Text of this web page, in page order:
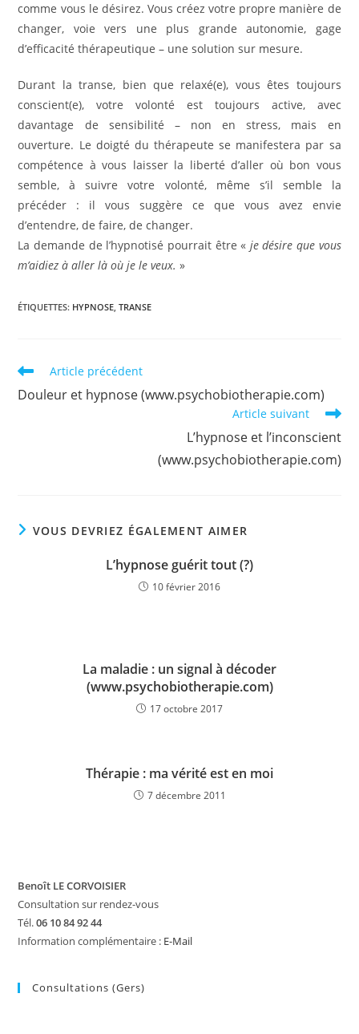
comme vous le désirez. Vous créez votre propre manière de
changer, voie vers une plus grande autonomie, gage
d’efficacité thérapeutique – une solution sur mesure.
Durant la transe, bien que relaxé(e), vous êtes toujours
conscient(e), votre volonté est toujours active, avec
davantage de sensibilité – non en stress, mais en
ouverture. Le doigté du thérapeute se manifestera par sa
compétence à vous laisser la liberté d’aller où bon vous
semble, à suivre votre volonté, même s’il semble la
précéder : il vous suggère ce que vous avez envie
d’entendre, de faire, de changer.
La demande de l’hypnotisé pourrait être « je désire que vous
m’aidiez à aller là où je le veux. »
ÉTIQUETTES: HYPNOSE, TRANSE
Read
more
articles
Article précédent
Douleur et hypnose (www.psychobiotherapie.com)
Article suivant
L’hypnose et l’inconscient
(www.psychobiotherapie.com)
VOUS DEVRIEZ ÉGALEMENT AIMER
L’hypnose guérit tout (?)
10 février 2016
La maladie : un signal à décoder
(www.psychobiotherapie.com)
17 octobre 2017
Thérapie : ma vérité est en moi
7 décembre 2011
Benoît LE CORVOISIER
Consultation sur rendez-vous
Tél.06 10 84 92 44
Information complémentaire : E-Mail
Consultations (Gers)